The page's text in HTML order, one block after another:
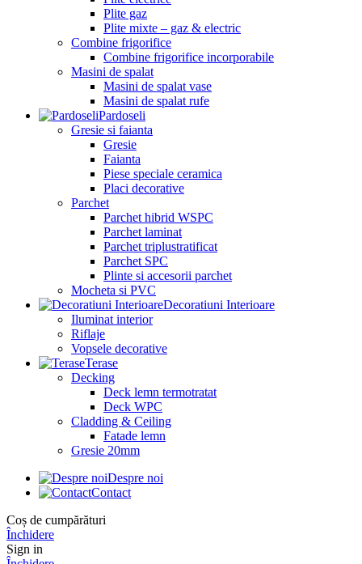
Plite gaz
Plite mixte – gaz & electric
Combine frigorifice
Combine frigorifice incorporabile
Masini de spalat
Masini de spalat vase
Masini de spalat rufe
Pardoseli
Gresie si faianta
Gresie
Faianta
Piese speciale ceramica
Placi decorative
Parchet
Parchet hibrid WSPC
Parchet laminat
Parchet triplustratificat
Parchet SPC
Plinte si accesorii parchet
Mocheta si PVC
Decoratiuni Interioare
Iluminat interior
Riflaje
Vopsele decorative
Terase
Decking
Deck lemn termotratat
Deck WPC
Cladding & Ceiling
Fatade lemn
Gresie 20mm
Despre noi
Contact
Coș de cumpărături
Închidere
Sign in